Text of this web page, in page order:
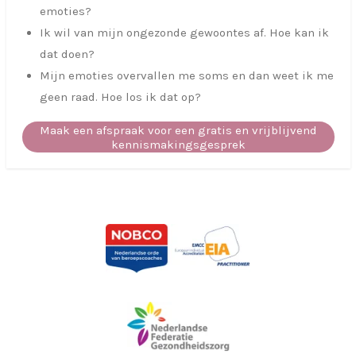
emoties?
Ik wil van mijn ongezonde gewoontes af. Hoe kan ik
dat doen?
Mijn emoties overvallen me soms en dan weet ik me
geen raad. Hoe los ik dat op?
Maak een afspraak voor een gratis en vrijblijvend
kennismakingsgesprek